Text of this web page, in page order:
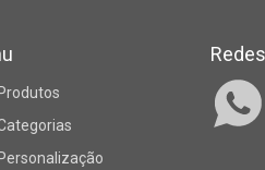
Produtos
Personalização